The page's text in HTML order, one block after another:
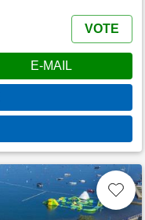
VOTE
E-MAIL